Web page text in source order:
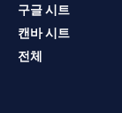
구글 시트
캔바 시트
전체